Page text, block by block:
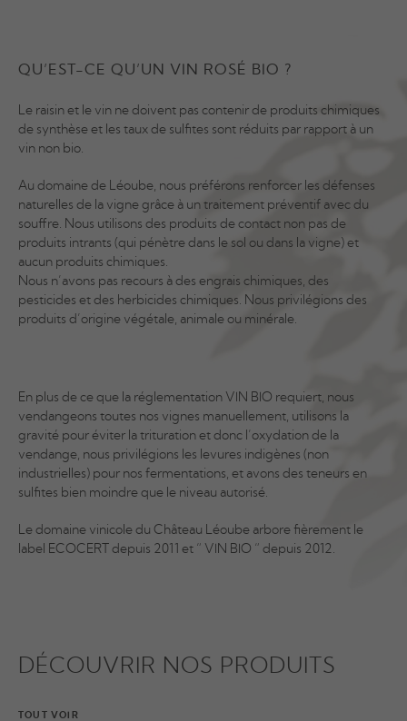
QU’EST-CE QU’UN VIN ROSÉ BIO ?
Le raisin et le vin ne doivent pas contenir de produits chimiques
de synthèse et les taux de sulfites sont réduits par rapport à un
vin non bio.
Au domaine de Léoube, nous préférons renforcer les défenses
naturelles de la vigne grâce à un traitement préventif avec du
souffre. Nous utilisons des produits de contact non pas de
produits intrants (qui pénètre dans le sol ou dans la vigne) et
aucun produits chimiques.
Nous n’avons pas recours à des engrais chimiques, des
pesticides et des herbicides chimiques. Nous privilégions des
produits d’origine végétale, animale ou minérale.
En plus de ce que la réglementation VIN BIO requiert, nous
vendangeons toutes nos vignes manuellement, utilisons la
gravité pour éviter la trituration et donc l’oxydation de la
vendange, nous privilégions les levures indigènes (non
industrielles) pour nos fermentations, et avons des teneurs en
sulfites bien moindre que le niveau autorisé.
Le domaine vinicole du Château Léoube arbore fièrement le
label ECOCERT depuis 2011 et “ VIN BIO “ depuis 2012.
DÉCOUVRIR NOS PRODUITS
TOUT VOIR